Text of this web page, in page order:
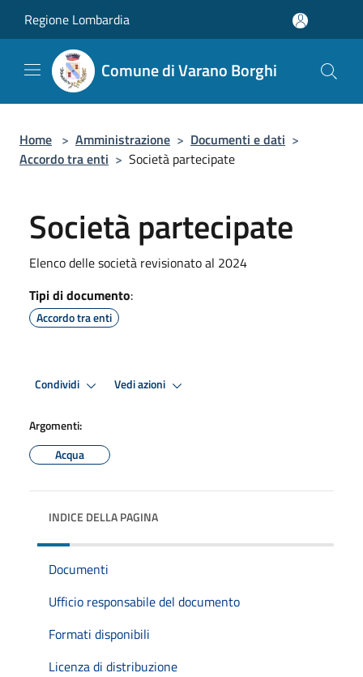
Regione Lombardia
Comune di Varano Borghi
Home > Amministrazione > Documenti e dati >
Accordo tra enti > Società partecipate
Società partecipate
Elenco delle società revisionato al 2024
Tipi di documento:
Accordo tra enti
Condividi Vedi azioni
Argomenti:
Acqua
INDICE DELLA PAGINA
Documenti
Ufficio responsabile del documento
Formati disponibili
Licenza di distribuzione